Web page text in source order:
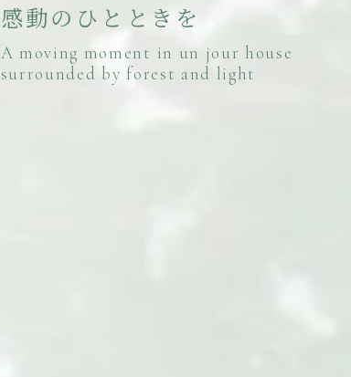
感動の ひ と と き を
A moving moment in un jour house
surrounded by forest and light